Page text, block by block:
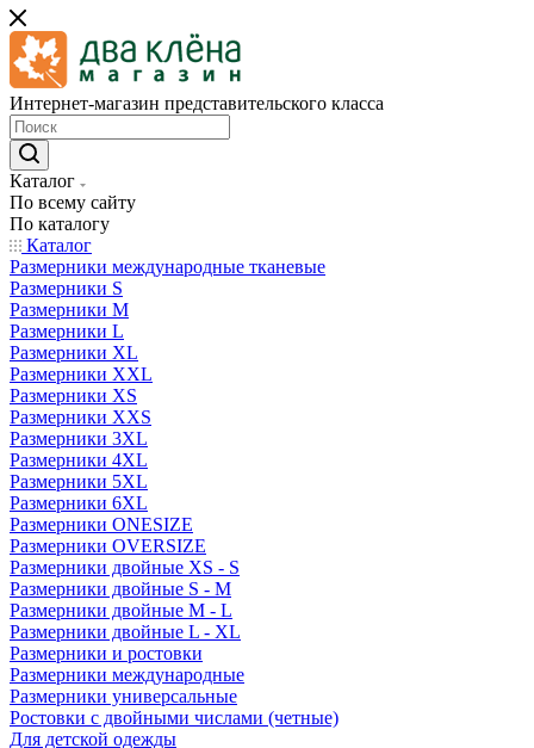
Интернет-магазин представительского класса
Каталог
По всему сайту
По каталогу
Каталог
Размерники международные тканевые
Размерники S
Размерники M
Размерники L
Размерники XL
Размерники XXL
Размерники XS
Размерники XXS
Размерники 3XL
Размерники 4XL
Размерники 5XL
Размерники 6XL
Размерники ONESIZE
Размерники OVERSIZE
Размерники двойные XS - S
Размерники двойные S - M
Размерники двойные M - L
Размерники двойные L - XL
Размерники и ростовки
Размерники международные
Размерники универсальные
Ростовки с двойными числами (четные)
Для детской одежды